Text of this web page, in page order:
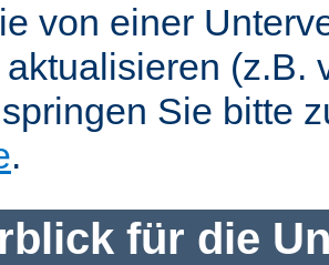
von einer
(z.B.
Sie bitte
.
für die